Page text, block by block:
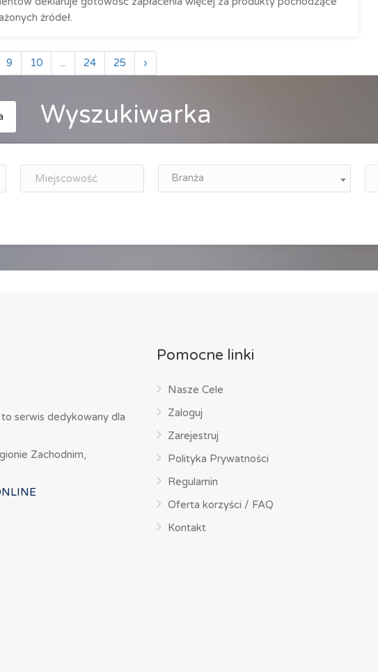
źródeł.
9 10 ... 24 25 ›
Wyszukiwarka
Branża
serwis dedykowany dla
Zachodnim,
Pomocne linki
Nasze Cele
Zaloguj
Zarejestruj
Polityka Prywatności
Regulamin
Oferta korzyści / FAQ
Kontakt